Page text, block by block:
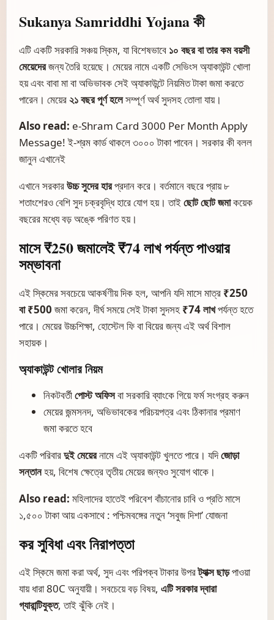
Sukanya Samriddhi Yojana কী
এটি একটি সরকারি সঞ্চয় স্কিম, যা বিশেষভাবে ১০ বছর বা তার কম বয়সী
মেয়েদেরজন্য তৈরি হয়েছে। মেয়ের নামে একটি সেভিংস অ্যাকাউন্ট খোলা
হয় এবং বাবা মা বা অভিভাবক সেই অ্যাকাউন্টে নিয়মিত টাকা জমা করতে
পারেন। মেয়ের২১ বছর পূর্ণ হলেসম্পূর্ণ অর্থ সুদসহ তোলা যায়।
Also read: e-Shram Card 3000 Per Month Apply
Message! ই-শ্রম কার্ড থাকলে ৩০০০ টাকা পাবেন। সরকার কী বলল
জানুন এখানেই
এখানে সরকারউচ্চ সুদের হারপ্রদান করে। বর্তমানে বছরে প্রায় ৮
শতাংশেরও বেশি সুদ চক্রবৃদ্ধি হারে যোগ হয়। তাইছোট ছোট জমাকয়েক
বছরের মধ্যে বড় অঙ্কে পরিণত হয়।
মাসে ₹250 জমালেই ₹74 লাখ পর্যন্ত পাওয়ার
সম্ভাবনা
এই স্কিমের সবচেয়ে আকর্ষণীয় দিক হল, আপনি যদি মাসে মাত্র ₹250
বা ₹500 জমা করেন, দীর্ঘ সময়ে সেই টাকা সুদসহ ₹74 লাখপর্যন্ত হতে
পারে। মেয়ের উচ্চশিক্ষা, হোস্টেল ফি বা বিয়ের জন্য এই অর্থ বিশাল
সহায়ক।
অ্যাকাউন্ট খোলার নিয়ম
নিকটবর্তীপোস্ট অফিসবা সরকারি ব্যাংকে গিয়ে ফর্ম সংগ্রহ করুন
মেয়ের জন্মসনদ, অভিভাবকের পরিচয়পত্র এবং ঠিকানার প্রমাণ
জমা করতে হবে
একটি পরিবারদুই মেয়েরনামে এই অ্যাকাউন্ট খুলতে পারে। যদিজোড়া
সন্তানহয়, বিশেষ ক্ষেত্রে তৃতীয় মেয়ের জন্যও সুযোগ থাকে।
Also read: মহিলাদের হাতেই পরিবেশ বাঁচানোর চাবি ও প্রতি মাসে
১,৫০০ টাকা আয় একসাথে : পশ্চিমবঙ্গের নতুন ‘সবুজ দিশা’ যোজনা
কর সুবিধা এবং নিরাপত্তা
এই স্কিমে জমা করা অর্থ, সুদ এবং পরিপক্ব টাকার উপরট্যাক্স ছাড়পাওয়া
যায় ধারা 80C অনুযায়ী। সবচেয়ে বড় বিষয়, এটি সরকার দ্বারা
গ্যারান্টিযুক্ত, তাই ঝুঁকি নেই।